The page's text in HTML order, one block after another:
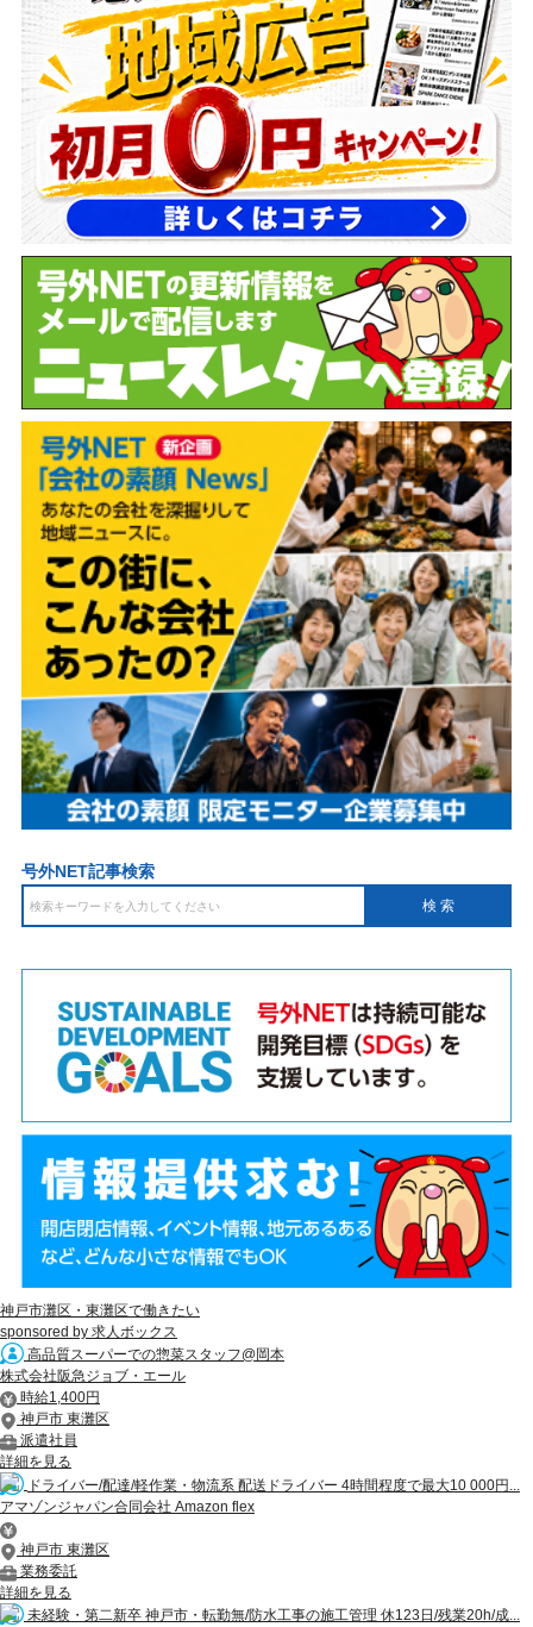
号外NET記事検索
神戸市灘区・東灘区で働きたい
sponsored by 求人ボックス
高品質スーパーでの惣菜スタッフ@岡本
株式会社阪急ジョブ・エール
時給1,400円
神戸市 東灘区
派遣社員
詳細を見る
ドライバー/配達/軽作業・物流系 配送ドライバー 4時間程度で最大10 000円...
アマゾンジャパン合同会社 Amazon flex
神戸市 東灘区
業務委託
詳細を見る
未経験・第二新卒 神戸市・転勤無/防水工事の施工管理 休123日/残業20h/成...